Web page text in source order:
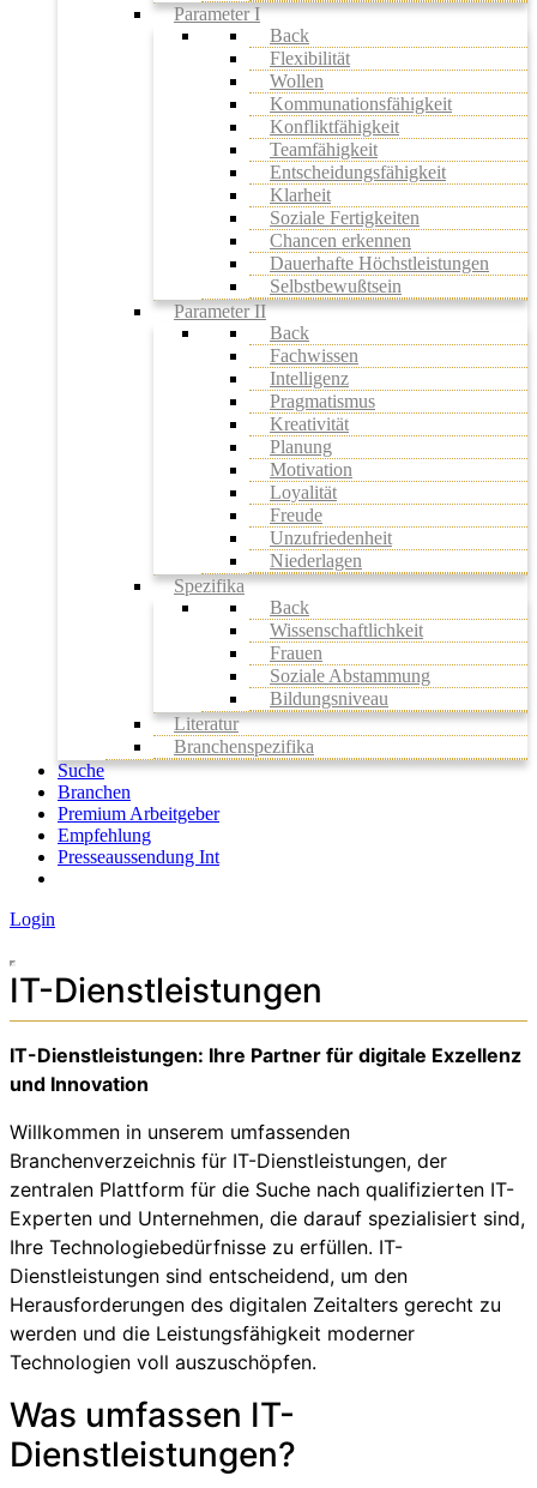
Parameter I
Back
Flexibilität
Wollen
Kommunationsfähigkeit
Konfliktfähigkeit
Teamfähigkeit
Entscheidungsfähigkeit
Klarheit
Soziale Fertigkeiten
Chancen erkennen
Dauerhafte Höchstleistungen
Selbstbewußtsein
Parameter II
Back
Fachwissen
Intelligenz
Pragmatismus
Kreativität
Planung
Motivation
Loyalität
Freude
Unzufriedenheit
Niederlagen
Spezifika
Back
Wissenschaftlichkeit
Frauen
Soziale Abstammung
Bildungsniveau
Literatur
Branchenspezifika
Suche
Branchen
Premium Arbeitgeber
Empfehlung
Presseaussendung Int
Login
IT-Dienstleistungen
IT-Dienstleistungen: Ihre Partner für digitale Exzellenz
und Innovation
Willkommen in unserem umfassenden
Branchenverzeichnis für IT-Dienstleistungen, der
zentralen Plattform für die Suche nach qualifizierten IT-
Experten und Unternehmen, die darauf spezialisiert sind,
Ihre Technologiebedürfnisse zu erfüllen. IT-
Dienstleistungen sind entscheidend, um den
Herausforderungen des digitalen Zeitalters gerecht zu
werden und die Leistungsfähigkeit moderner
Technologien voll auszuschöpfen.
Was umfassen IT-
Dienstleistungen?